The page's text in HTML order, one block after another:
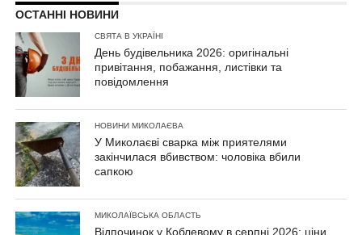
ОСТАННІ НОВИНИ
СВЯТА В УКРАЇНІ
День будівельника 2026: оригінальні
привітання, побажання, листівки та
повідомлення
НОВИНИ МИКОЛАЄВА
У Миколаєві сварка між приятелями
закінчилася вбивством: чоловіка вбили
сапкою
МИКОЛАЇВСЬКА ОБЛАСТЬ
Відпочинок у Коблевому в серпні 2026: ціни